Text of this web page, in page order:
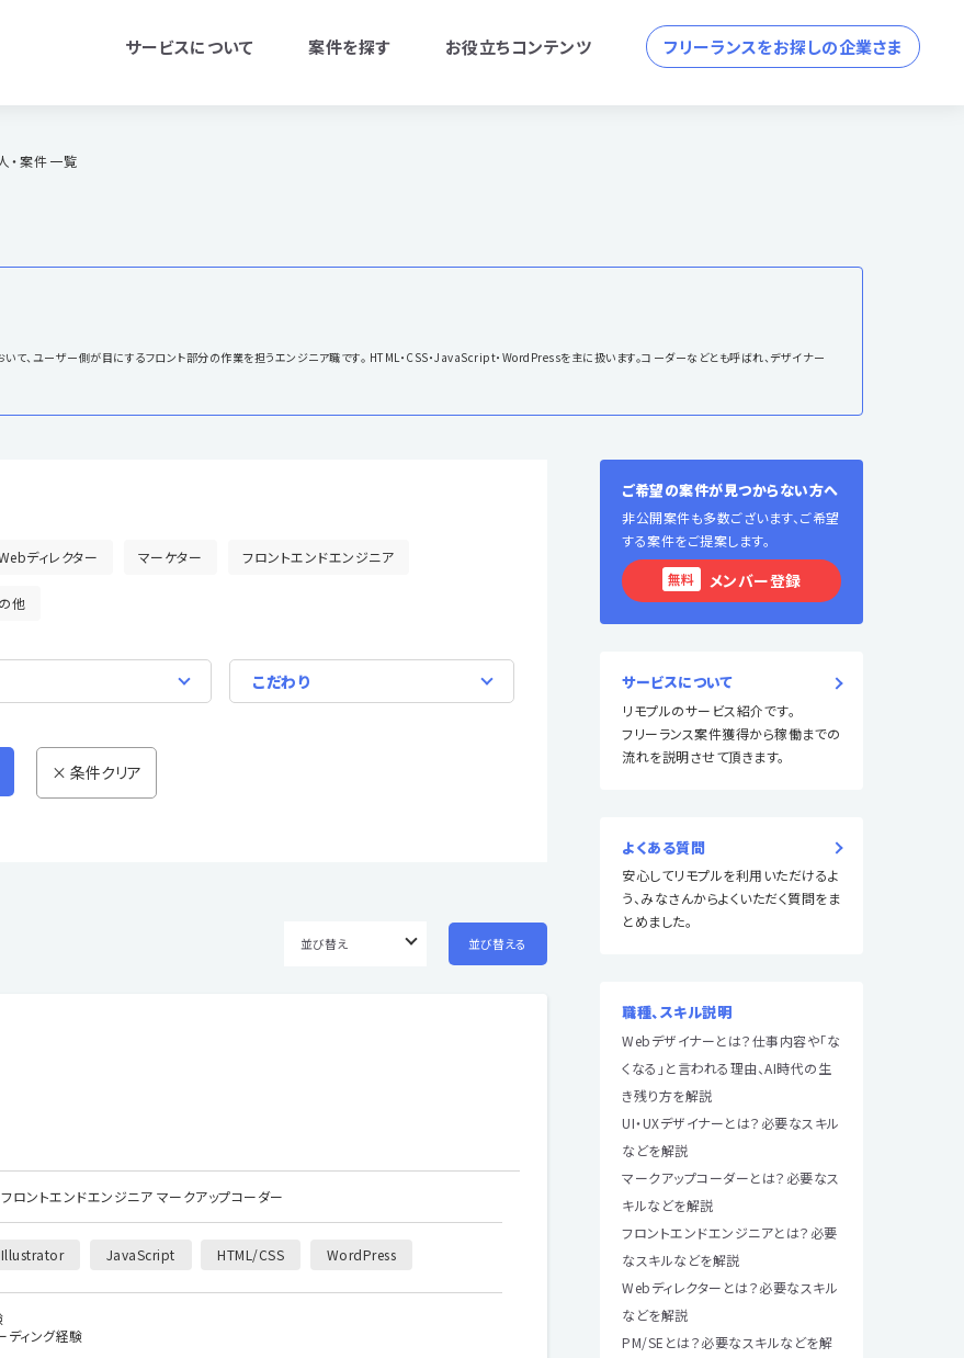
サービスについて 案件を探す お役立ちコンテンツ フリーランスをお探しの企業さま
・案件一覧
て、ユーザー側が目にするフロント部分の作業を担うエンジニア職です。 HTML・CSS・JavaScript・WordPressを主に扱います。コーダーなどとも呼ばれ、デザイナー
ディレクター マーケター フロントエンドエンジニア
他
こだわり
ロントエンドエンジニア マークアップコーダー
JavaScript HTML/CSS WordPress
ディング経験
ご希望の案件が見つからない方へ
非公開案件も多数ございます、ご希望
する案件をご提案します。
無料 メンバー登録
サービスについて
リモプルのサービス紹介です。
フリーランス案件獲得から稼働までの
流れを説明させて頂きます。
よくある質問
安心してリモプルを利用いただけるよ
う、みなさんからよくいただく質問をま
とめました。
職種、スキル説明
Webデザイナーとは？仕事内容や「な
くなる」と言われる理由、AI時代の生
き残り方を解説
UI・UXデザイナーとは？必要なスキル
などを解説
マークアップコーダーとは？必要なス
キルなどを解説
フロントエンドエンジニアとは？必要
なスキルなどを解説
Webディレクターとは？必要なスキル
などを解説
PM/SEとは？必要なスキルなどを解